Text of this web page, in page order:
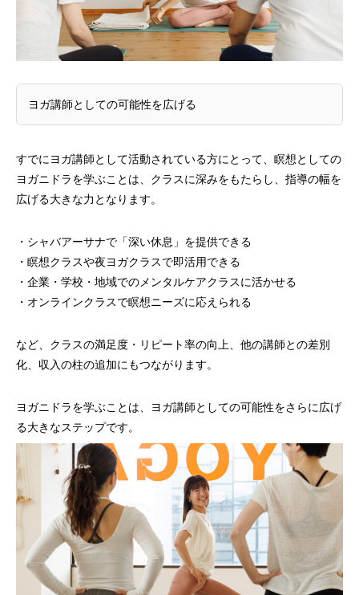
ヨガ講師としての可能性を広げる
すでにヨガ講師として活動されている方にとって、瞑想としての
ヨガニドラを学ぶことは、クラスに深みをもたらし、指導の幅を
広げる大きな力となります。
・シャバアーサナで「深い休息」を提供できる
・瞑想クラスや夜ヨガクラスで即活用できる
・企業・学校・地域でのメンタルケアクラスに活かせる
・オンラインクラスで瞑想ニーズに応えられる
など、クラスの満足度・リピート率の向上、他の講師との差別
化、収入の柱の追加にもつながります。
ヨガニドラを学ぶことは、ヨガ講師としての可能性をさらに広げ
る大きなステップです。